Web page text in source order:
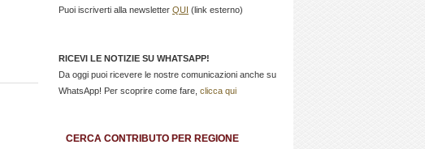
Puoi iscriverti alla newsletter QUI (link esterno)
RICEVI LE NOTIZIE SU WHATSAPP!
Da oggi puoi ricevere le nostre comunicazioni anche su
WhatsApp! Per scoprire come fare, clicca qui
CERCA CONTRIBUTO PER REGIONE